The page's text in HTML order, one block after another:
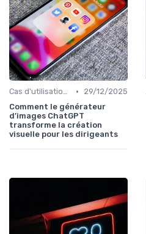
Cas d'utilisation IA Business •
29/12/2025
Comment le générateur
d’images ChatGPT
transforme la création
visuelle pour les dirigeants